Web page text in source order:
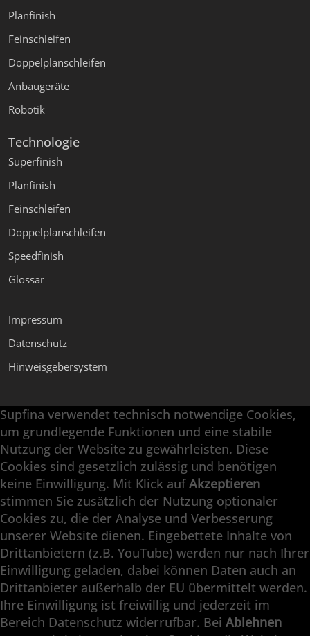
Planfinish
Feinschleifen
Doppelplanschleifen
Anbaugeräte
Robotik
Technologie
Superfinish
Planfinish
Feinschleifen
Doppelplanschleifen
Speedfinish
Glossar
Impressum
Datenschutz
Hinweisgebersystem
Supfina Anbaugeräte
Supfina Partner Portal
Supfina Grieshaber GmbH & Co. KG
Schmelzegrün 7
77709 Wolfach / Deutschland
+49 7834 866-0
info@supfina.com
Engineering with High Precision
Supfina verwendet technisch notwendige Cookies,
um grundlegende Funktionen und eine stabile
Nutzung der Website zu gewährleisten. Diese
Cookies sind gesetzlich zulässig und benötigen
keine Einwilligung. Mit Klick aufAkzeptieren
stimmen Sie zusätzlich der Nutzung optionaler
Cookies zu, die der Analyse und Verbesserung
unserer Website dienen. Eingebettete Inhalte von
Drittanbietern (z.B. YouTube) werden nur nach Ihrer
Einwilligung geladen, dabei können Daten auch an
Drittanbieter außerhalb der EU übermittelt werden.
Ihre Einwilligung ist freiwillig und jederzeit im
Bereich Datenschutz widerrufbar. Bei Ablehnen